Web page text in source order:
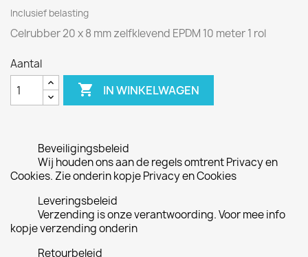
Inclusief belasting
Celrubber 20 x 8 mm zelfklevend EPDM 10 meter 1 rol
Aantal
 IN WINKELWAGEN
Beveiligingsbeleid
Wij houden ons aan de regels omtrent Privacy en
Cookies. Zie onderin kopje Privacy en Cookies
Leveringsbeleid
Verzending is onze verantwoording. Voor mee info
kopje verzending onderin
Retourbeleid